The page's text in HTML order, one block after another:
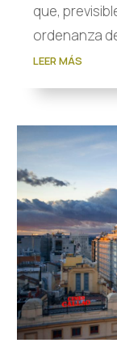
que,
ordenanza
LEER MÁS